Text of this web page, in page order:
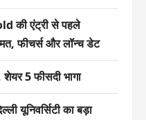
की एंट्री से पहले
फीचर्स और लॉन्च डेट
शेयर 5 फीसदी भागा
यूनिवर्सिटी का बड़ा